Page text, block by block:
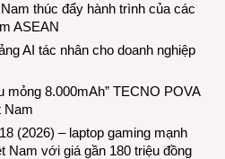
thúc đẩy hành trình của các
ASEAN
AI tác nhân cho doanh nghiệp
mỏng 8.000mAh” TECNO POVA
Nam
(2026) – laptop gaming mạnh
Nam với giá gần 180 triệu đồng